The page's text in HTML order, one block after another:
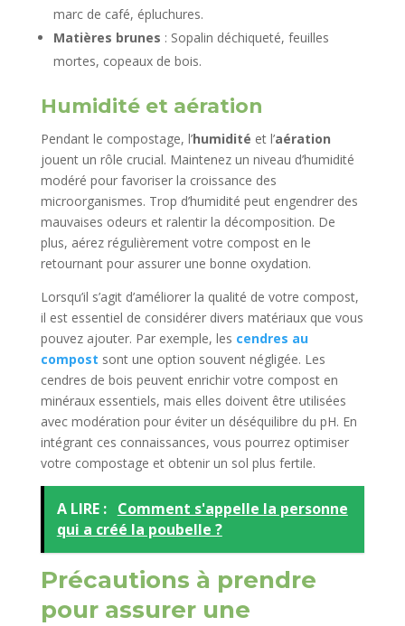
marc de café, épluchures.
Matières brunes : Sopalin déchiqueté, feuilles
mortes, copeaux de bois.
Humidité et aération
Pendant le compostage, l’humidité et l’aération
jouent un rôle crucial. Maintenez un niveau d’humidité
modéré pour favoriser la croissance des
microorganismes. Trop d’humidité peut engendrer des
mauvaises odeurs et ralentir la décomposition. De
plus, aérez régulièrement votre compost en le
retournant pour assurer une bonne oxydation.
Lorsqu’il s’agit d’améliorer la qualité de votre compost,
il est essentiel de considérer divers matériaux que vous
pouvez ajouter. Par exemple, les cendres au
compost sont une option souvent négligée. Les
cendres de bois peuvent enrichir votre compost en
minéraux essentiels, mais elles doivent être utilisées
avec modération pour éviter un déséquilibre du pH. En
intégrant ces connaissances, vous pourrez optimiser
votre compostage et obtenir un sol plus fertile.
A LIRE : Comment s'appelle la personne
qui a créé la poubelle ?
Précautions à prendre
pour assurer une